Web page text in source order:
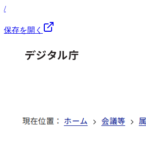
/
保存を開く